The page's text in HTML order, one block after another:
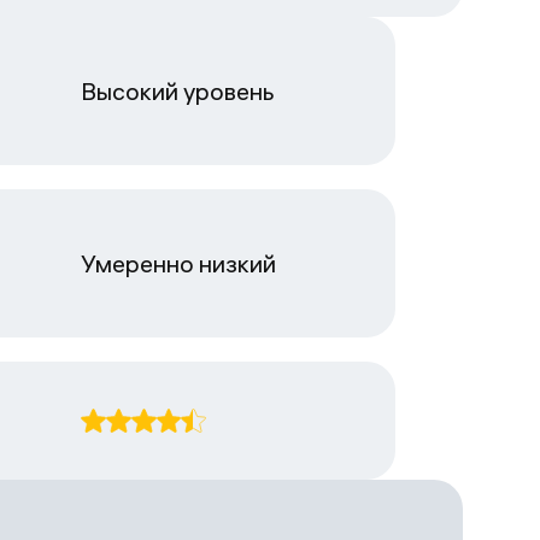
Высокий уровень
Умеренно низкий